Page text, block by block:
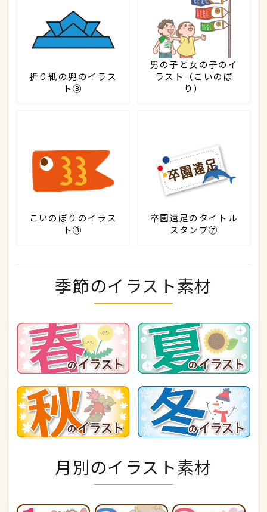
折り紙の兜のイラス
ト③
男の子と女の子のイ
ラスト（こいのぼ
り）
こいのぼりのイラス
ト③
卒園遠足のタイトル
スタンプ⑦
季節のイラスト素材
月別のイラスト素材